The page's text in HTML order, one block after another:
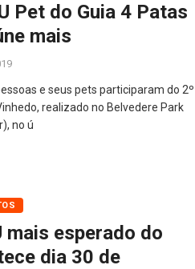
Pet do Guia 4 Patas
mais
e seus pets participaram do 2º
realizado no Belvedere Park
no ú
mais esperado do
dia 30 de